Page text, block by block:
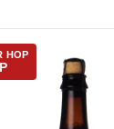
HOP